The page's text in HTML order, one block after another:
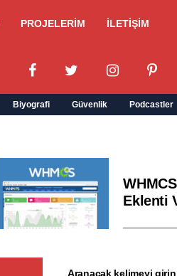
PROJELERİM İLETİŞİM
Biyografi Güvenlik Podcastler
Eklenti